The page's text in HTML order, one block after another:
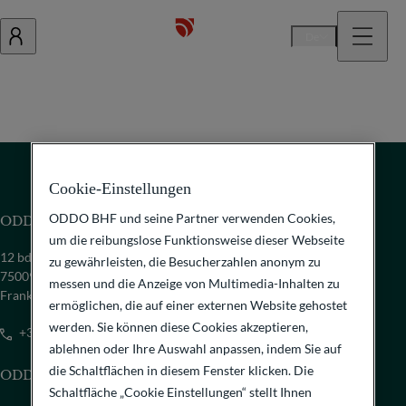
ODDO BHF SCA
12 bd de la Madeleine
75009 Paris
Frankreich
+33 1 44 51 85 00
ODDO BHF SE
Cookie-Einstellungen
ODDO BHF und seine Partner verwenden Cookies,
um die reibungslose Funktionsweise dieser Webseite
zu gewährleisten, die Besucherzahlen anonym zu
messen und die Anzeige von Multimedia-Inhalten zu
ermöglichen, die auf einer externen Website gehostet
werden. Sie können diese Cookies akzeptieren,
ablehnen oder Ihre Auswahl anpassen, indem Sie auf
die Schaltflächen in diesem Fenster klicken. Die
Schaltfläche „Cookie Einstellungen“ stellt Ihnen